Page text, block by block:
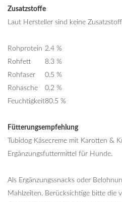
Zusatzstoffe
Laut Hersteller sind keine
Rohprotein 2.4 %
Rohfett
8.3 %
Rohfaser
0.5 %
Rohasche
0.2 %
Feuchtigkeit80.5 %
Fütterungsempfehlung
Tubidog Käsecreme mit Karotten &
Ergänzungsfuttermittel für Hunde.
Als Ergänzungssnacks oder
Mahlzeiten. Berücksichtige bitte die